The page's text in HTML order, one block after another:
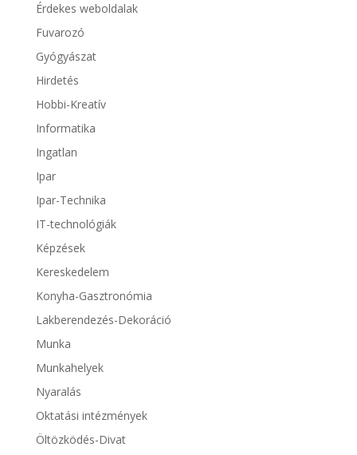
Érdekes weboldalak
Fuvarozó
Gyógyászat
Hirdetés
Hobbi-Kreatív
Informatika
Ingatlan
Ipar
Ipar-Technika
IT-technológiák
Képzések
Kereskedelem
Konyha-Gasztronómia
Lakberendezés-Dekoráció
Munka
Munkahelyek
Nyaralás
Oktatási intézmények
Öltözködés-Divat